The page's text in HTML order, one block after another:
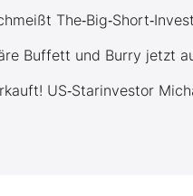
Buffett und Burry jetzt
US‑Starinvestor